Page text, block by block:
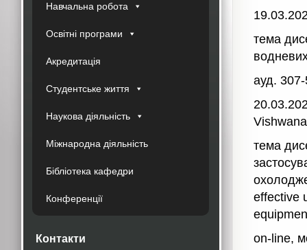
Навчальна робота
Освітні програми
Акредитація
Студентське життя
Наукова діяльність
Міжнародна діяльність
Бібліотека кафедри
Конференції
Контакти
тема
ауд.
тема
effective
on-line,